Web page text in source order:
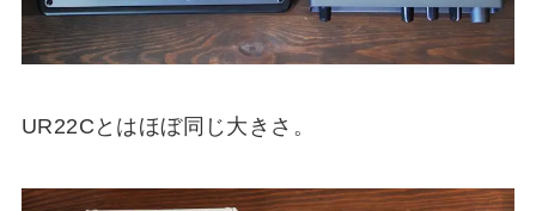
UR22Cとはほぼ同じ大きさ。